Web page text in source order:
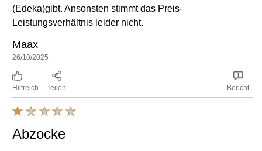
(Edeka)gibt. Ansonsten stimmt das Preis-
Leistungsverhältnis leider nicht.
Maax
26/10/2025
Hilfreich Teilen Bericht
Abzocke